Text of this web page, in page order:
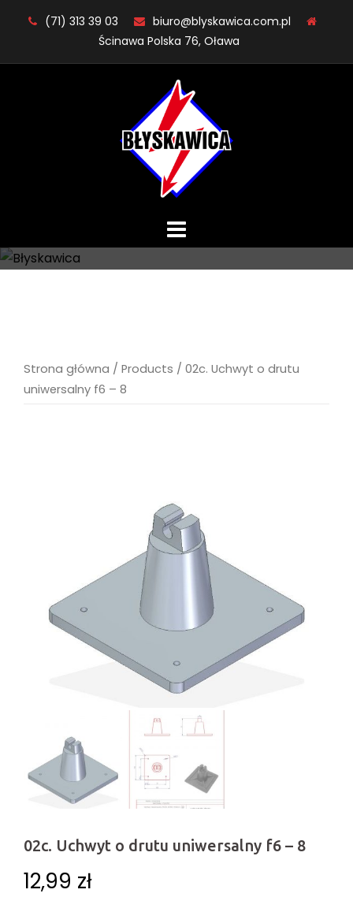
(71) 313 39 03
biuro@blyskawica.com.pl
Ścinawa Polska 76, Oława
Strona główna / Products / 02c. Uchwyt o drutu
uniwersalny f6 – 8
02c. Uchwyt o drutu uniwersalny f6 – 8
12,99 zł